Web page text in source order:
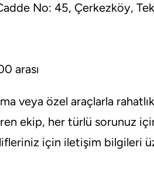
No: 45, Çerkezköy,
arası
veya özel araçlarla
ekip, her türlü sorunuz
için iletişim bilgileri